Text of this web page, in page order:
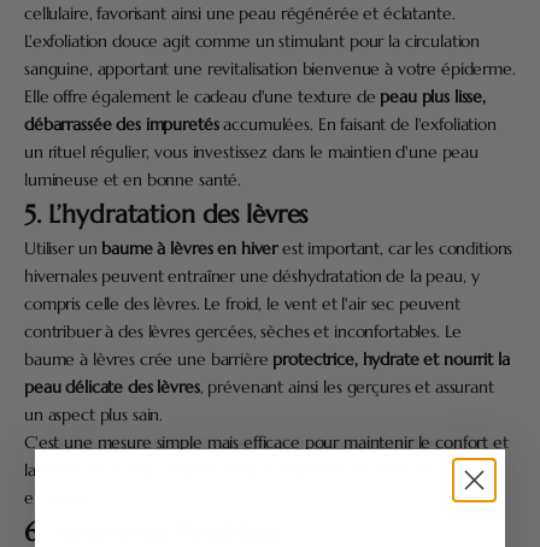
cellulaire, favorisant ainsi une peau régénérée et éclatante.
L'exfoliation douce agit comme un stimulant pour la circulation
sanguine, apportant une revitalisation bienvenue à votre épiderme.
Elle offre également le cadeau d'une texture de peau plus lisse,
débarrassée des impuretésaccumulées. En faisant de l'exfoliation
un rituel régulier, vous investissez dans le maintien d'une peau
lumineuse et en bonne santé.
5. L’hydratation des lèvres
Utiliser un baume à lèvres en hiverest important, car les conditions
hivernales peuvent entraîner une déshydratation de la peau, y
compris celle des lèvres. Le froid, le vent et l'air sec peuvent
contribuer à des lèvres gercées, sèches et inconfortables. Le
baume à lèvres crée une barrière protectrice, hydrate et nourrit la
peau délicate des lèvres, prévenant ainsi les gerçures et assurant
un aspect plus sain.
C'est une mesure simple mais efficace pour maintenir le confort et
la santé de la peau, faisant partie intégrante des soins de la peau
en hiver.
6. Nourrir de l'Intérieur